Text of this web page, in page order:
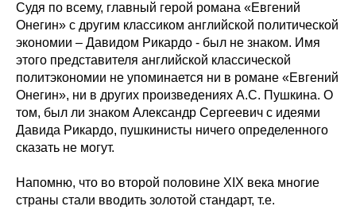
Судя по всему, главный герой романа «Евгений
Онегин» с другим классиком английской политической
экономии – Давидом Рикардо - был не знаком. Имя
этого представителя английской классической
политэкономии не упоминается ни в романе «Евгений
Онегин», ни в других произведениях А.С. Пушкина. О
том, был ли знаком Александр Сергеевич с идеями
Давида Рикардо, пушкинисты ничего определенного
сказать не могут.
Напомню, что во второй половине XIX века многие
страны стали вводить золотой стандарт, т.е.